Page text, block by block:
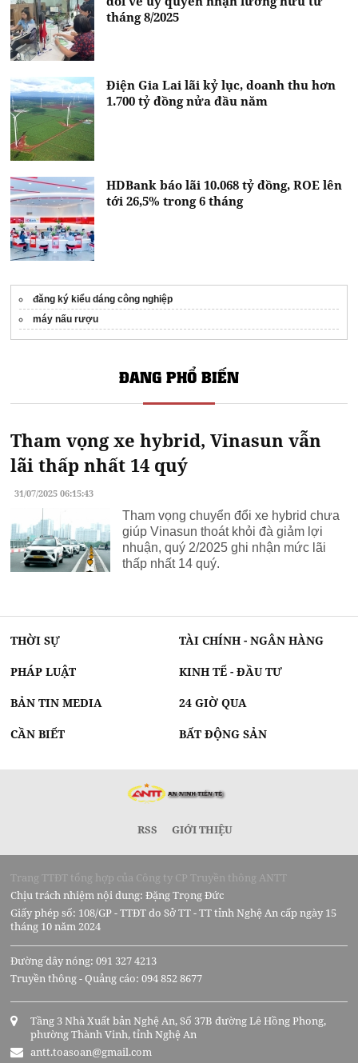
tháng 8/2025
Điện Gia Lai lãi kỷ lục, doanh thu hơn
1.700 tỷ đồng nửa đầu năm
HDBank báo lãi 10.068 tỷ đồng, ROE lên
tới 26,5% trong 6 tháng
đăng ký kiểu dáng công nghiệp
máy nấu rượu
ĐANG PHỔ BIẾN
Tham vọng xe hybrid, Vinasun vẫn
lãi thấp nhất 14 quý
31/07/2025 06:15:43
Tham vọng chuyển đổi xe hybrid chưa
giúp Vinasun thoát khỏi đà giảm lợi
nhuận, quý 2/2025 ghi nhận mức lãi
thấp nhất 14 quý.
THỜI SỰ TÀI CHÍNH - NGÂN HÀNG
PHÁP LUẬT KINH TẾ - ĐẦU TƯ
BẢN TIN MEDIA 24 GIỜ QUA
CẦN BIẾT BẤT ĐỘNG SẢN
RSS GIỚI THIỆU
Trang TTĐT tổng hợp của Công ty CP Truyền thông ANTT
Chịu trách nhiệm nội dung: Đặng Trọng Đức
Giấy phép số: 108/GP - TTĐT do Sở TT - TT tỉnh Nghệ An cấp ngày 15
tháng 10 năm 2024
Đường dây nóng: 091 327 4213
Truyền thông - Quảng cáo: 094 852 8677
Tầng 3 Nhà Xuất bản Nghệ An, Số 37B đường Lê Hồng Phong,
phường Thành Vinh, tỉnh Nghệ An
antt.toasoan@gmail.com